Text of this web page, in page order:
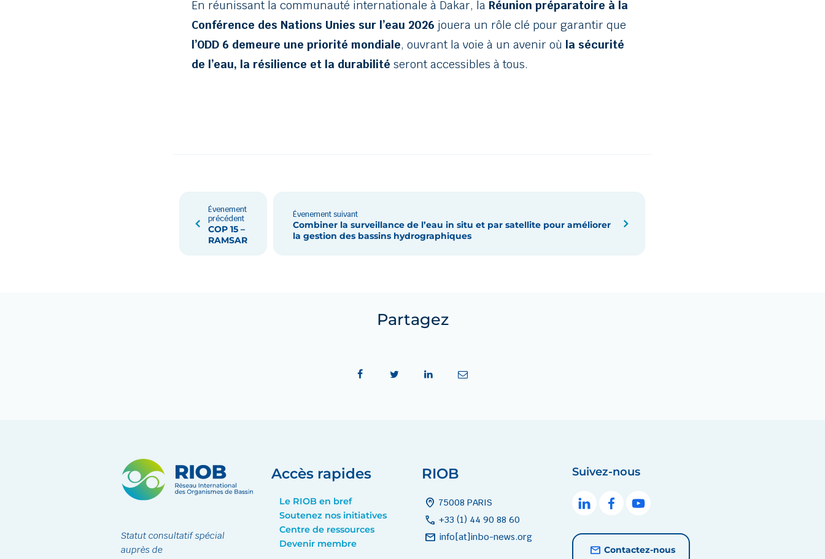
En réunissant la communauté internationale à Dakar, la Réunion préparatoire à la
Conférence des Nations Unies sur l’eau 2026 jouera un rôle clé pour garantir que
l’ODD 6 demeure une priorité mondiale, ouvrant la voie à un avenir où la sécurité
de l’eau, la résilience et la durabilité seront accessibles à tous.
Évenement
précédent
COP 15 –
RAMSAR
Évenement suivant
Combiner la surveillance de l’eau in situ et par satellite pour améliorer
la gestion des bassins hydrographiques
Partagez
Statut consultatif spécial
auprès de
Accès rapides
Le RIOB en bref
Soutenez nos initiatives
Centre de ressources
Devenir membre
RIOB
home_pin 75008 PARIS
call +33 (1) 44 90 88 60
mail info[at]inbo-news.org
Suivez-nous
Contactez-nous